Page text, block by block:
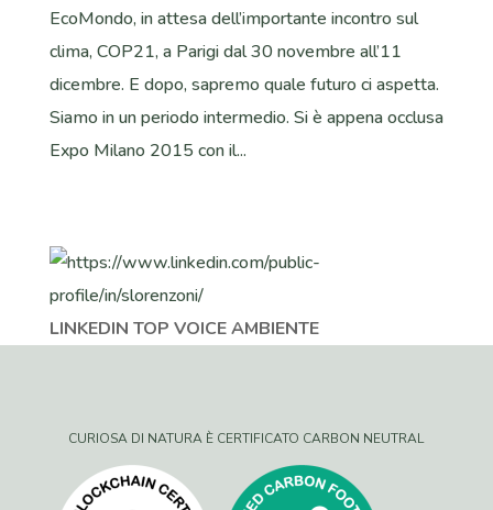
EcoMondo, in attesa dell’importante incontro sul
clima, COP21, a Parigi dal 30 novembre all’11
dicembre. E dopo, sapremo quale futuro ci aspetta.
Siamo in un periodo intermedio. Si è appena occlusa
Expo Milano 2015 con il...
LINKEDIN TOP VOICE AMBIENTE
CURIOSA DI NATURA È CERTIFICATO CARBON NEUTRAL